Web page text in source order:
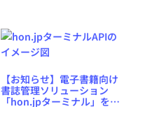
【お知らせ】電子書籍向け
書誌管理ソリューション
「hon.jpターミナル」をア